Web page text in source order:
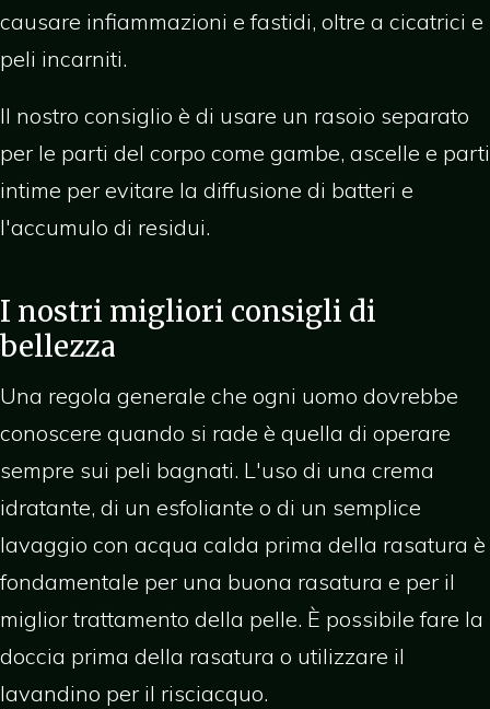
causare infiammazioni e fastidi, oltre a cicatrici e
peli incarniti.
Il nostro consiglio è di usare un rasoio separato
per le parti del corpo come gambe, ascelle e parti
intime per evitare la diffusione di batteri e
l'accumulo di residui.
I nostri migliori consigli di
bellezza
Una regola generale che ogni uomo dovrebbe
conoscere quando si rade è quella di operare
sempre sui peli bagnati. L'uso di una crema
idratante, di un esfoliante o di un semplice
lavaggio con acqua calda prima della rasatura è
fondamentale per una buona rasatura e per il
miglior trattamento della pelle. È possibile fare la
doccia prima della rasatura o utilizzare il
lavandino per il risciacquo.